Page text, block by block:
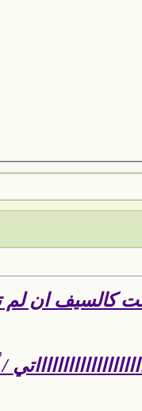
كالسيف ان